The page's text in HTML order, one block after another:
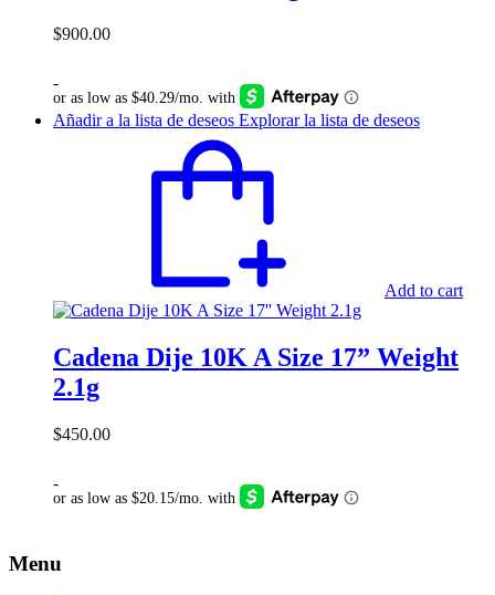
$900.00
-
Añadir a la lista de deseos Explorar la lista de deseos
Add to cart
Cadena Dije 10K A Size 17” Weight
2.1g
$450.00
-
Menu